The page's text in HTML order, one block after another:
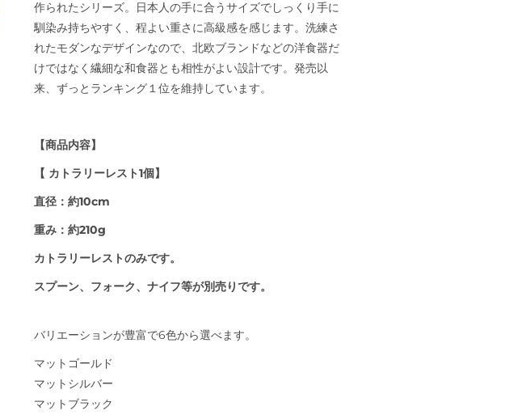
作られたシリーズ。日本人の手に合うサイズでしっくり手に
馴染み持ちやすく、程よい重さに高級感を感じます。洗練さ
れたモダンなデザインなので、北欧ブランドなどの洋食器だ
けではなく繊細な和食器とも相性がよい設計です。発売以
来、ずっとランキング１位を維持しています。
【商品内容】
【 カトラリーレスト1個】
直径：約10cm
重み：約210g
カトラリーレストのみです。
スプーン、フォーク、ナイフ等が別売りです。
バリエーションが豊富で6色から選べます。
マットゴールド
マットシルバー
マットブラック